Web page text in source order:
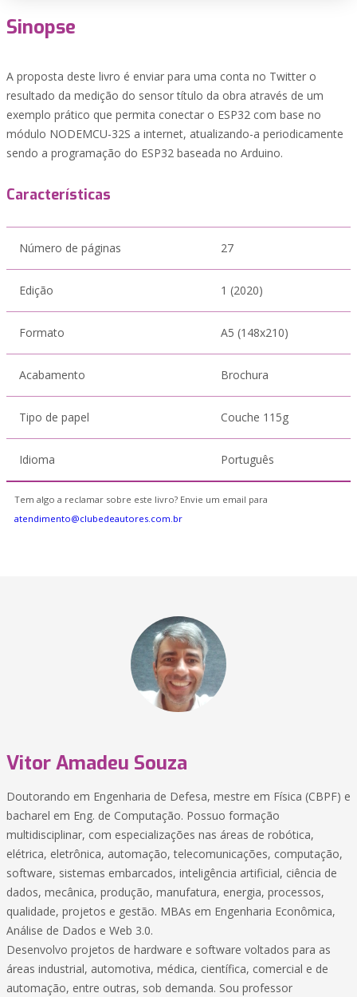
Sinopse
A proposta deste livro é enviar para uma conta no Twitter o
resultado da medição do sensor título da obra através de um
exemplo prático que permita conectar o ESP32 com base no
módulo NODEMCU-32S a internet, atualizando-a periodicamente
sendo a programação do ESP32 baseada no Arduino.
Características
Número de páginas 27
Edição 1 (2020)
Formato A5 (148x210)
Acabamento Brochura
Tipo de papel Couche 115g
Idioma Português
Tem algo a reclamar sobre este livro? Envie um email para
atendimento@clubedeautores.com.br
Vitor Amadeu Souza
Doutorando em Engenharia de Defesa, mestre em Física (CBPF) e
bacharel em Eng. de Computação. Possuo formação
multidisciplinar, com especializações nas áreas de robótica,
elétrica, eletrônica, automação, telecomunicações, computação,
software, sistemas embarcados, inteligência artificial, ciência de
dados, mecânica, produção, manufatura, energia, processos,
qualidade, projetos e gestão. MBAs em Engenharia Econômica,
Análise de Dados e Web 3.0.
Desenvolvo projetos de hardware e software voltados para as
áreas industrial, automotiva, médica, científica, comercial e de
automação, entre outras, sob demanda. Sou professor